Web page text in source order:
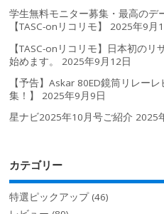
学生無料モニター募集・最高のデ
【TASC-onリコリモ】
2025年9月
【TASC-onリコリモ】日本初の
始めます。
2025年9月12日
【予告】Askar 80ED鏡筒リレー
集！】
2025年9月9日
星ナビ2025年10月号ご紹介 2025
カテゴリー
特選ピックアップ(46)